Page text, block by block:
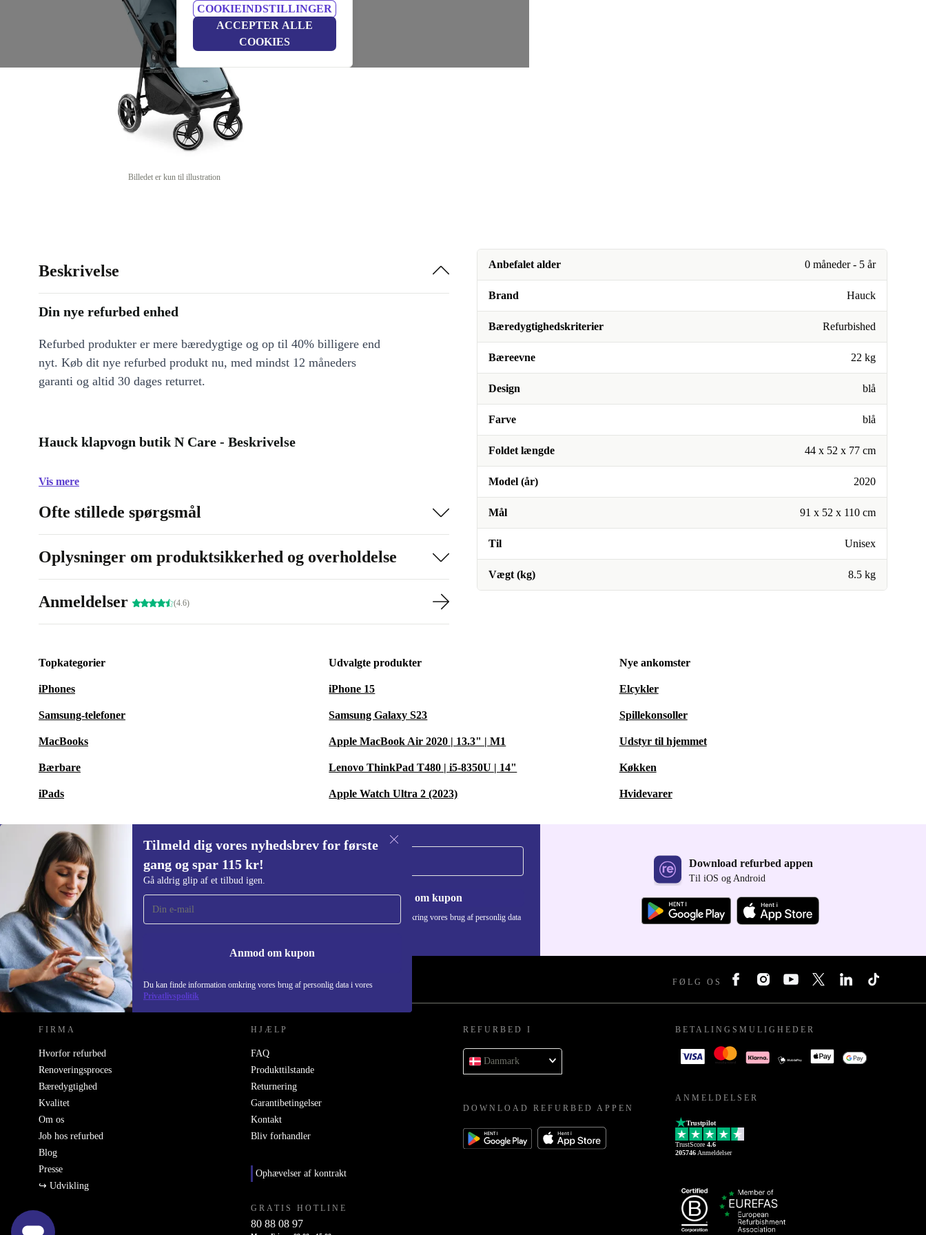
COOKIEINDSTILLINGER
ACCEPTER ALLE
COOKIES
Billedet er kun til illustration
Anbefalet alder 0 måneder - 5 år
Brand Hauck
Bæredygtighedskriterier Refurbished
Bæreevne 22 kg
Design blå
Farve blå
Foldet længde 44 x 52 x 77 cm
Model (år) 2020
Mål 91 x 52 x 110 cm
Til Unisex
Vægt (kg) 8.5 kg
Beskrivelse
Din nye refurbed enhed
Refurbed produkter er mere bæredygtige og op til 40% billigere end
nyt. Køb dit nye refurbed produkt nu, med mindst 12 måneders
garanti og altid 30 dages returret.
Hauck klapvogn butik N Care - Beskrivelse
Vis mere
Ofte stillede spørgsmål
Oplysninger om produktsikkerhed og overholdelse
Anmeldelser (4.6)
Topkategorier
iPhones
Samsung-telefoner
MacBooks
Bærbare
iPads
Udvalgte produkter
iPhone 15
Samsung Galaxy S23
Apple MacBook Air 2020 | 13.3" | M1
Lenovo ThinkPad T480 | i5-8350U | 14"
Apple Watch Ultra 2 (2023)
Nye ankomster
Elcykler
Spillekonsoller
Udstyr til hjemmet
Køkken
Hvidevarer
Tilmeld dig vores nyhedsbrev for første
gang og spar 115 kr!
Gå aldrig glip af et tilbud igen.
Anmod om kupon
Du kan finde information omkring vores brug af personlig data i vores
Privatlivspolitik
Tilmeld dig vores nyhedsbrev for første
gang og spar 115 kr!
Gå aldrig glip af et tilbud igen.
Anmod om kupon
Du kan finde information omkring vores brug af personlig data
Download refurbed appen
Til iOS og Android
REFURBED DANMARK - RETHINK NEW. FØLG OS
FIRMA
Hvorfor refurbed
Renoveringsproces
Bæredygtighed
Kvalitet
Om os
Job hos refurbed
Blog
Presse
↪ Udvikling
HJÆLP
FAQ
Produkttilstande
Returnering
Garantibetingelser
Kontakt
Bliv forhandler
Ophævelser af kontrakt
GRATIS HOTLINE
80 88 08 97
REFURBED I
Danmark
DOWNLOAD REFURBED APPEN
BETALINGSMULIGHEDER
ANMELDELSER
Trustpilot
TrustScore 4.6
205746 Anmeldelser